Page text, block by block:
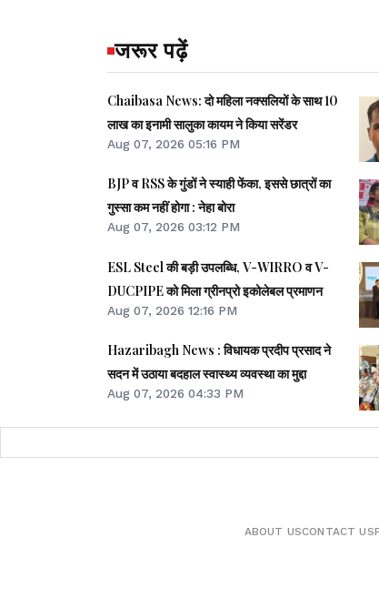
जरूर पढ़ें
Chaibasa News: दो महिला नक्सलियों के साथ 10
लाख का इनामी सालुका कायम ने किया सरेंडर
Aug 07, 2026 05:16 PM
BJP व RSS के गुंडों ने स्याही फेंका, इससे छात्रों का
गुस्सा कम नहीं होगा : नेहा बोरा
Aug 07, 2026 03:12 PM
ESL Steel की बड़ी उपलब्धि, V-WIRRO व V-
DUCPIPE को मिला ग्रीनप्रो इकोलेबल प्रमाणन
Aug 07, 2026 12:16 PM
Hazaribagh News : विधायक प्रदीप प्रसाद ने
सदन में उठाया बदहाल स्वास्थ्य व्यवस्था का मुद्दा
Aug 07, 2026 04:33 PM
ABOUT USCONTACT US